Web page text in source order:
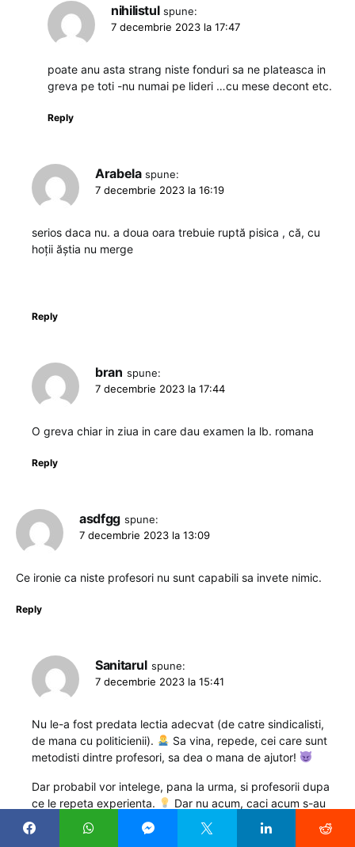
nihilistul spune:
7 decembrie 2023 la 17:47
poate anu asta strang niste fonduri sa ne plateasca in
greva pe toti -nu numai pe lideri …cu mese decont etc.
Reply
Arabela spune:
7 decembrie 2023 la 16:19
serios daca nu. a doua oara trebuie ruptă pisica , că, cu
hoții ăștia nu merge
Reply
bran spune:
7 decembrie 2023 la 17:44
O greva chiar in ziua in care dau examen la lb. romana
Reply
asdfgg spune:
7 decembrie 2023 la 13:09
Ce ironie ca niste profesori nu sunt capabili sa invete nimic.
Reply
Sanitarul spune:
7 decembrie 2023 la 15:41
Nu le-a fost predata lectia adecvat (de catre sindicalisti,
de mana cu politicienii).
Sa vina, repede, cei care sunt
metodisti dintre profesori, sa dea o mana de ajutor!
Dar probabil vor intelege, pana la urma, si profesorii dupa
ce le repeta experienta.
Dar nu acum, caci acum s-au
terminat cursurile. Data viitoare, peste cativa ani.